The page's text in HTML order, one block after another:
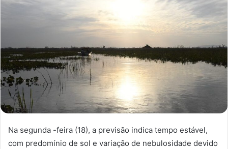
Na segunda -feira (18), a previsão indica tempo estável,
com predomínio de sol e variação de nebulosidade devido